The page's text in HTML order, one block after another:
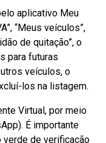
aplicativo Meu
“Meus veículos”,
de quitação”, o
para futuras
veículos, o
los na listagem.
Virtual, por meio
É importante
de verificação